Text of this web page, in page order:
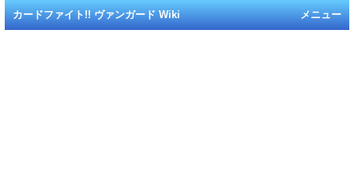
メニュー
カードファイト!! ヴァンガード Wiki